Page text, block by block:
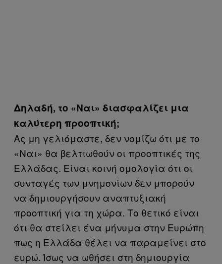
Δηλαδή, το «Ναι» διασφαλίζει μια
καλύτερη προοπτική;
Ας μη γελιόμαστε, δεν νομίζω ότι με το
«Ναι» θα βελτιωθούν οι προοπτικές της
Ελλάδας. Είναι κοινή ομολογία ότι οι
συνταγές των μνημονίων δεν μπορούν
να δημιουργήσουν αναπτυξιακή
προοπτική για τη χώρα. Το θετικό είναι
ότι θα στείλει ένα μήνυμα στην Ευρώπη
πως η Ελλάδα θέλει να παραμείνει στο
ευρώ. Ίσως να ωθήσει στη δημιουργία